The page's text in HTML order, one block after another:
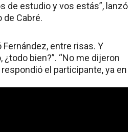
de estudio y vos estás”, lanzó
de Cabré.
Fernández, entre risas. Y
¿todo bien?”. “No me dijeron
respondió el participante, ya en